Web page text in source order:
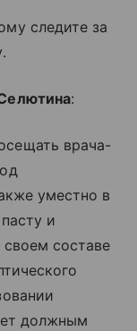
следите за
:
врача-
уместно в
и
составе
должным